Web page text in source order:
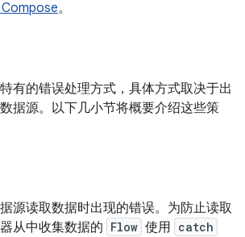
。
有的错误处理方式，具体方式取决于出
据源。以下几小节将概要介绍这些策
源读取数据时出现的错误。为防止读取
从中收集数据的 Flow 使用 catch